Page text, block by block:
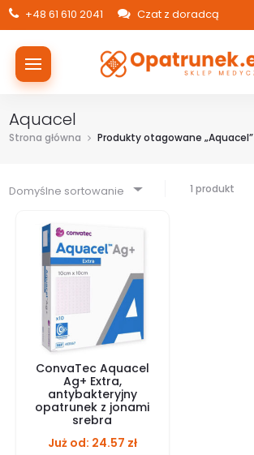
+48 61 610 2041 Czat z doradcą
Aquacel
Strona główna Produkty otagowane „Aquacel”
Domyślne sortowanie 1 produkt
ConvaTec Aquacel
Ag+ Extra,
antybakteryjny
opatrunek z jonami
srebra
Już od: 24.57 zł